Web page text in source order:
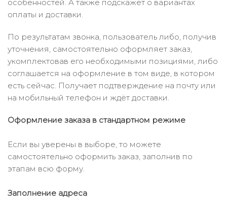
особенностей. А также подскажет о вариантах
оплаты и доставки.
По результатам звонка, пользователь либо, получив
уточнения, самостоятельно оформляет заказ,
укомплектовав его необходимыми позициями, либо
соглашается на оформление в том виде, в котором
есть сейчас. Получает подтверждение на почту или
на мобильный телефон и ждёт доставки.
Оформление заказа в стандартном режиме
Если вы уверены в выборе, то можете
самостоятельно оформить заказ, заполнив по
этапам всю форму.
Заполнение адреса